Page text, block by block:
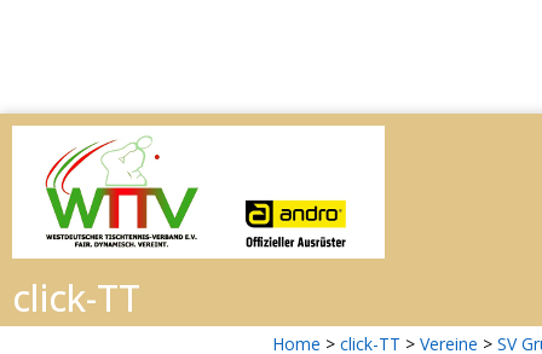
Home > click-TT > Vereine > SV